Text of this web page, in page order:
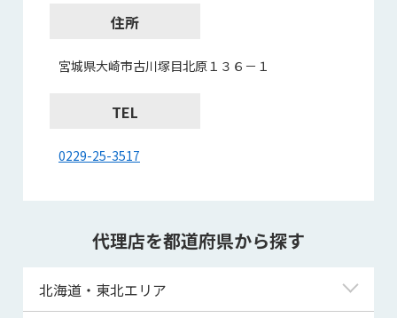
住所
宮城県大崎市古川塚目北原１３６－１
TEL
0229-25-3517
代理店を都道府県から探す
北海道・東北エリア